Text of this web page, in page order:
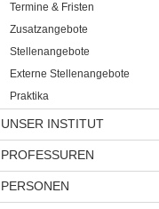
Termine & Fristen
Zusatzangebote
Stellenangebote
Externe Stellenangebote
Praktika
UNSER INSTITUT
PROFESSUREN
PERSONEN